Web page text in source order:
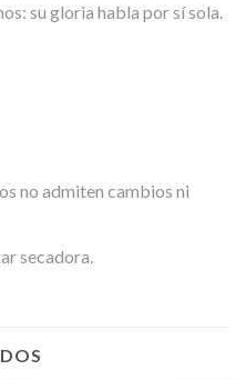
su gloria habla por sí sola.
no admiten cambios ni
secadora.